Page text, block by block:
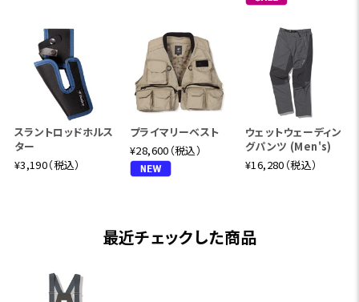
スラントロッドホルス
ター
¥3,190（税込）
プライマリーベスト
¥28,600（税込）
ウェットウェーディン
グパンツ (Men's)
¥16,280（税込）
最近チェックした商品